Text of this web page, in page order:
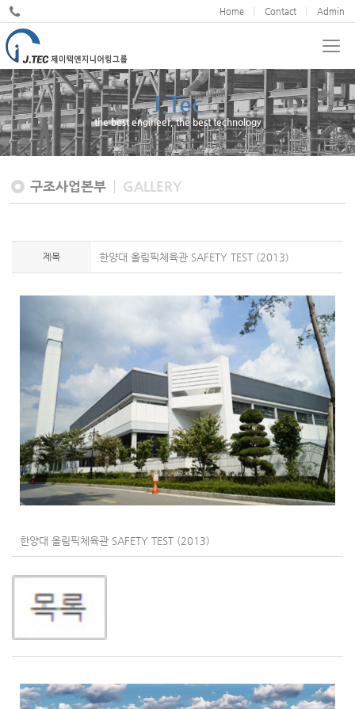
Home Contact Admin
J.Tec
the best engineer, the best technology
JND
We cultivate design excellence
구조사업본부 GALLERY
제목 한양대 올림픽체육관 SAFETY TEST (2013)
한양대 올림픽체육관 SAFETY TEST (2013)